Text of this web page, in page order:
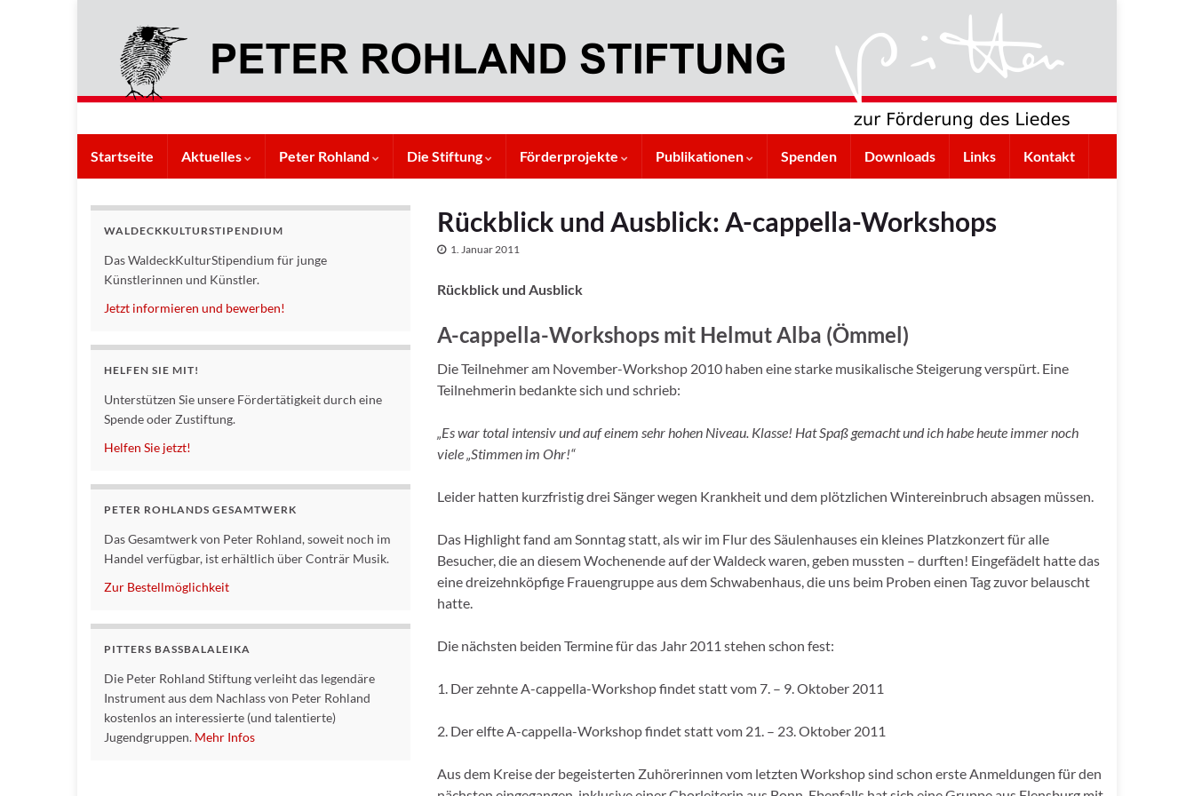
Startseite Aktuelles Peter Rohland Die Stiftung Förderprojekte Publikationen Spenden Downloads Links Kontakt
Rückblick und Ausblick: A-cappella-Workshops
1. Januar 2011
Rückblick und Ausblick
A-cappella-Workshops mit Helmut Alba (Ömmel)
Die Teilnehmer am November-Workshop 2010 haben eine starke musikalische Steigerung verspürt. Eine
Teilnehmerin bedankte sich und schrieb:
„Es war total intensiv und auf einem sehr hohen Niveau. Klasse! Hat Spaß gemacht und ich habe heute immer noch
viele „Stimmen im Ohr!“
Leider hatten kurzfristig drei Sänger wegen Krankheit und dem plötzlichen Wintereinbruch absagen müssen.
Das Highlight fand am Sonntag statt, als wir im Flur des Säulenhauses ein kleines Platzkonzert für alle
Besucher, die an diesem Wochenende auf der Waldeck waren, geben mussten – durften! Eingefädelt hatte das
eine dreizehnköpfige Frauengruppe aus dem Schwabenhaus, die uns beim Proben einen Tag zuvor belauscht
hatte.
Die nächsten beiden Termine für das Jahr 2011 stehen schon fest:
1. Der zehnte A-cappella-Workshop findet statt vom 7. – 9. Oktober 2011
2. Der elfte A-cappella-Workshop findet statt vom 21. – 23. Oktober 2011
Aus dem Kreise der begeisterten Zuhörerinnen vom letzten Workshop sind schon erste Anmeldungen für den
WALDECKKULTURSTIPENDIUM
Das WaldeckKulturStipendium für junge
Künstlerinnen und Künstler.
Jetzt informieren und bewerben!
HELFEN SIE MIT!
Unterstützen Sie unsere Fördertätigkeit durch eine
Spende oder Zustiftung.
Helfen Sie jetzt!
PETER ROHLANDS GESAMTWERK
Das Gesamtwerk von Peter Rohland, soweit noch im
Handel verfügbar, ist erhältlich über Conträr Musik.
Zur Bestellmöglichkeit
PITTERS BASSBALALEIKA
Die Peter Rohland Stiftung verleiht das legendäre
Instrument aus dem Nachlass von Peter Rohland
kostenlos an interessierte (und talentierte)
Jugendgruppen. Mehr Infos